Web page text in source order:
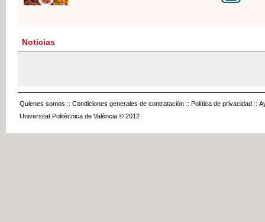
Noticias
Quienes somos :: Condiciones generales de contratación :: Política de privacidad ::
Universitat Politècnica de València © 2012